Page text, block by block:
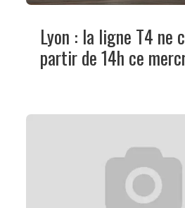
Lyon : la ligne T4 ne
partir de 14h ce